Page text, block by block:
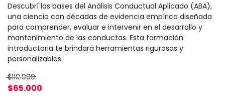
Descubrí las bases del Análisis Conductual Aplicado (ABA),
una ciencia con décadas de evidencia empírica diseñada
para comprender, evaluar e intervenir en el desarrollo y
mantenimiento de las conductas. Esta formación
introductoria te brindará herramientas rigurosas y
personalizables.
$110.000
$65.000